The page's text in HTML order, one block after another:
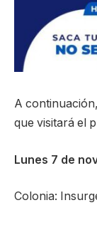
A
que visitará el
Lunes 7 de
Colonia: